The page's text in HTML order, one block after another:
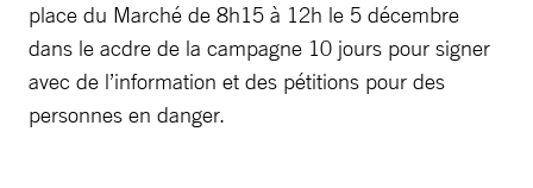
place du Marché de 8h15 à 12h le 5 décembre
dans le acdre de la campagne 10 jours pour signer
avec de l’information et des pétitions pour des
personnes en danger.